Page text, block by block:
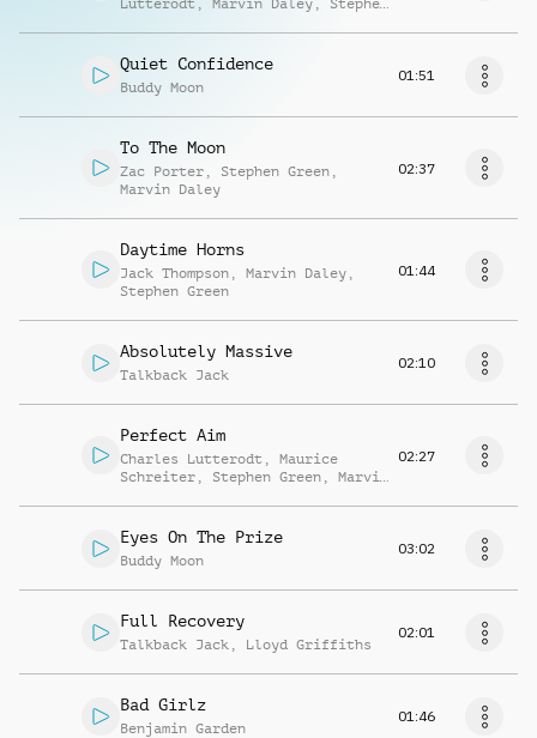
Lutterodt , Marvin Daley , Stephen
Quiet Confidence
Buddy Moon
01:51
To The Moon
Zac Porter , Stephen Green ,
Marvin Daley
02:37
Daytime Horns
Jack Thompson , Marvin Daley ,
Stephen Green
01:44
Absolutely Massive
Talkback Jack
02:10
Perfect Aim
Charles Lutterodt , Maurice
Schreiter , Stephen Green , Marvin
02:27
Eyes On The Prize
Buddy Moon
03:02
Full Recovery
Talkback Jack , Lloyd Griffiths
02:01
Bad Girlz
Benjamin Garden
01:46